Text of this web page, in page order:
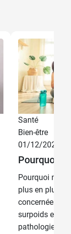
Santé
Bien-être
01/12/2025
Pourquoi je
Pourquoi
plus en plus
concernées
surpoids et de
pathologies